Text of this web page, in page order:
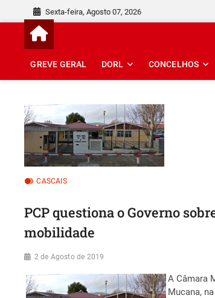
content
Sexta-feira, Agosto 07, 2026
GREVE GERAL DORL CONCELHOS
CASCAIS
PCP questiona o Governo
mobilidade
2 de Agosto de 2019
A Câmara
Mucana,